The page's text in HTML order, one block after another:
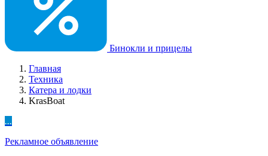
Бинокли и прицелы
Главная
Техника
Катера и лодки
KrasBoat
...
Рекламное объявление